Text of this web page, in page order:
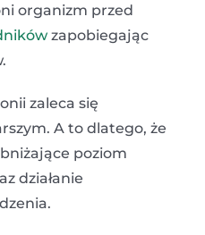
organizm przed
zapobiegając
zaleca się
A to dlatego, że
poziom
działanie